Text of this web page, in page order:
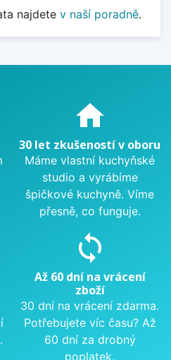
najdete v naší poradně.
home
30 let zkušeností v oboru
Máme vlastní kuchyňské
studio a vyrábíme
špičkové kuchyně. Víme
přesně, co funguje.
sync
Až 60 dní na vrácení
zboží
30 dní na vrácení zdarma.
Potřebujete víc času? Až
60 dní za drobný
poplatek.